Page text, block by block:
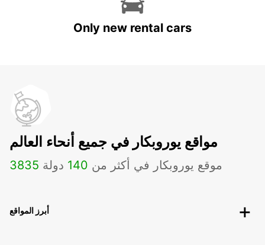
Only new rental cars
مواقع يوروبكار في جميع أنحاء العالم
3835 موقع يوروبكار في أكثر من 140 دولة
أبرز المواقع